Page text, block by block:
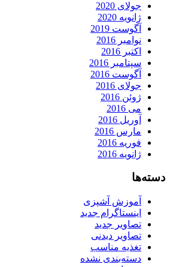
جولای 2020
ژانویه 2020
آگوست 2019
نوامبر 2016
اکتبر 2016
سپتامبر 2016
آگوست 2016
جولای 2016
ژوئن 2016
می 2016
آوریل 2016
مارس 2016
فوریه 2016
ژانویه 2016
دسته‌ها
آموزش آشپزی
اینستاگرام جدید
تصاویر جدید
تصاویر دیدنی
تغذیه مناسب
دسته‌بندی نشده